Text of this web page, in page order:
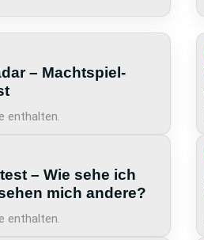
– Machtspiel-
enthalten.
– Wie sehe ich
mich andere?
enthalten.